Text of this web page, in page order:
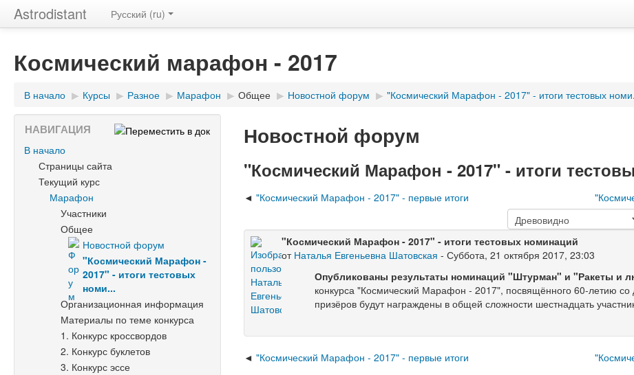
Astrodistant Русский (ru)
Космический марафон - 2017
В начало ▶ Курсы ▶ Разное ▶ Марафон ▶ Общее ▶ Новостной форум ▶ "Космический Марафон - 2017" - итоги тестовых
Новостной форум
"Космический Марафон - 2017" - итоги
"Космический Марафон - 2017" - первые итоги
"Космический Марафон - 2017" - итоги тестовых номинаций
от Наталья Евгеньевна Шатовская - Суббота, 21 октября 2017, 23:03
Опубликованы результаты номинаций "Штурман" и "Ракеты и
конкурса "Космический Марафон - 2017", посвящённого 60-летию со
призёров будут награждены в общей сложности шестнадцать
"Космический Марафон - 2017" - первые итоги
НАВИГАЦИЯ
В начало
Страницы сайта
Текущий курс
Марафон
Участники
Общее
Новостной форум
"Космический Марафон -
2017" - итоги тестовых
номи...
Организационная информация
Материалы по теме конкурса
1. Конкурс кроссвордов
2. Конкурс буклетов
3. Конкурс эссе